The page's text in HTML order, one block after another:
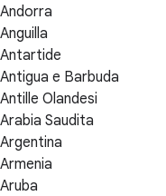
Andorra
Anguilla
Antartide
Antigua e Barbuda
Antille Olandesi
Arabia Saudita
Argentina
Armenia
Aruba